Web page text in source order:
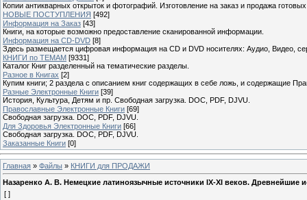
Копии антикварных открыток и фотографий. Изготовление на заказ и продажа
НОВЫЕ ПОСТУПЛЕНИЯ [492]
Информация на Заказ [43]
Книги, на которые возможно предоставление сканированной информации.
Информация на CD-DVD [8]
Здесь размещается цифровая информация на CD и DVD носителях: Аудио, Видео,
КНИГИ по ТЕМАМ [9331]
Каталог Книг разделенный на тематические разделы.
Разное в Книгах [2]
Купим книги; 2 раздела с описанием книг содержащих в себе ложь, и содержащие
Разные Электронные Книги [39]
История, Культура, Детям и пр. Свободная загрузка. DOC, PDF, DJVU.
Православные Электронные Книги [69]
Свободная загрузка. DOC, PDF, DJVU.
Для Здоровья Электронные Книги [66]
Свободная загрузка. DOC, PDF, DJVU.
Заказанные Книги [0]
Главная » Файлы » КНИГИ для ПРОДАЖИ
Назаренко А. В. Немецкие латиноязычные источники IX-XI веков. Древнейшие
[ ]